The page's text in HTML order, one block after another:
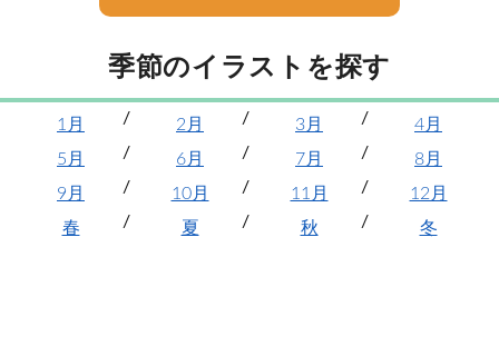
季節のイラストを探す
1月 2月 3月
4月
5月
6月 7月
8月
9月
10月 11月
12月
春
夏 秋 冬